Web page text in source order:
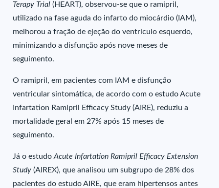
Terapy Trial (HEART), observou-se que o ramipril,
utilizado na fase aguda do infarto do miocárdio (IAM),
melhorou a fração de ejeção do ventrículo esquerdo,
minimizando a disfunção após nove meses de
seguimento.
O ramipril, em pacientes com IAM e disfunção
ventricular sintomática, de acordo com o estudo Acute
Infartation Ramipril Efficacy Study (AIRE), reduziu a
mortalidade geral em 27% após 15 meses de
seguimento.
Já o estudoAcute Infartation Ramipril Efficacy Extension
Study (AIREX), que analisou um subgrupo de 28% dos
pacientes do estudo AIRE, que eram hipertensos antes